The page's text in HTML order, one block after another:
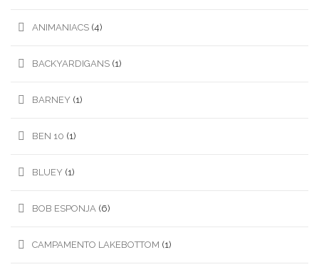
ANIMANIACS (4)
BACKYARDIGANS (1)
BARNEY (1)
BEN 10 (1)
BLUEY (1)
BOB ESPONJA (6)
CAMPAMENTO LAKEBOTTOM (1)